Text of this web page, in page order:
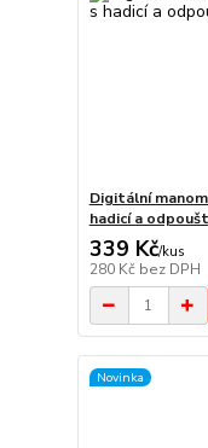
Digitální
hadicí a
339 Kč/kus
280 Kč bez DPH
Novinka